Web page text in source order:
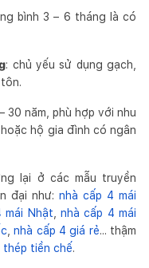
bình 3 – 6 tháng là có
: chủ yếu sử dụng gạch,
30 năm, phù hợp với nhu
hộ gia đình có ngân
lại ở các mẫu truyền
đại như:nhà cấp 4 mái
mái Nhật
nhà cấp 4 mái
,nhà cấp 4 giá rẻ... thậm
thép tiền chế.